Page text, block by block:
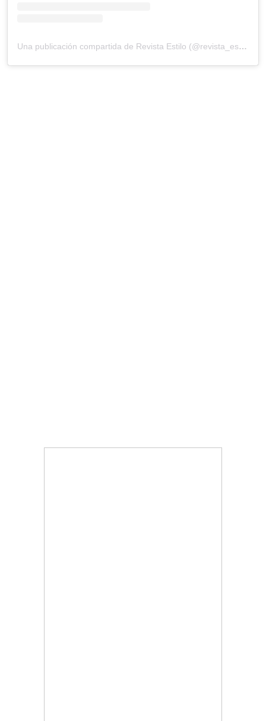
Una publicación compartida de Revista Estilo (@revista_estilo)